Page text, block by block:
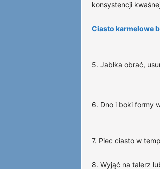
konsystencji
Ciasto karmelowe
5. Jabłka obrać,
6. Dno i boki formy
7. Piec ciasto w
8. Wyjąć na talerz